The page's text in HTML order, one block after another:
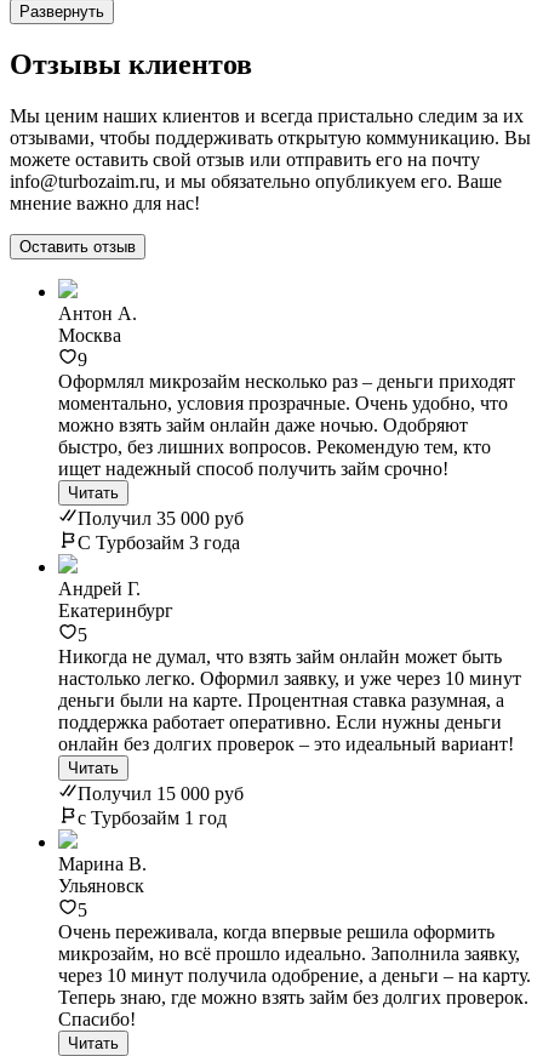
Развернуть
Отзывы клиентов
Мы ценим наших клиентов и всегда пристально следим за их
отзывами, чтобы поддерживать открытую коммуникацию. Вы
можете оставить свой отзыв или отправить его на почту
info@turbozaim.ru, и мы обязательно опубликуем его. Ваше
мнение важно для нас!
Оставить отзыв
Антон А.
Москва
9
Оформлял микрозайм несколько раз – деньги приходят
моментально, условия прозрачные. Очень удобно, что
можно взять займ онлайн даже ночью. Одобряют
быстро, без лишних вопросов. Рекомендую тем, кто
ищет надежный способ получить займ срочно!
Читать
Получил 35 000 руб
С Турбозайм 3 года
Андрей Г.
Екатеринбург
5
Никогда не думал, что взять займ онлайн может быть
настолько легко. Оформил заявку, и уже через 10 минут
деньги были на карте. Процентная ставка разумная, а
поддержка работает оперативно. Если нужны деньги
онлайн без долгих проверок – это идеальный вариант!
Читать
Получил 15 000 руб
с Турбозайм 1 год
Марина В.
Ульяновск
5
Очень переживала, когда впервые решила оформить
микрозайм, но всё прошло идеально. Заполнила заявку,
через 10 минут получила одобрение, а деньги – на карту.
Теперь знаю, где можно взять займ без долгих проверок.
Спасибо!
Читать